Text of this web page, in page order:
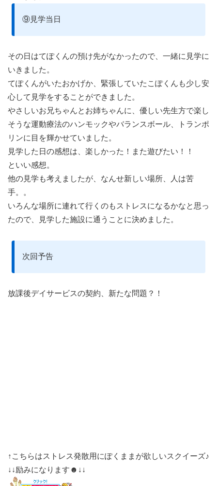
⑨見学当日
その日はてぽくんの預け先がなかったので、一緒に見学に
いきました。
てぽくんがいたおかげか、緊張していたこぽくんも少し安
心して見学をすることができました。
やさしいお兄ちゃんとお姉ちゃんに、優しい先生方で楽し
そうな運動療法のハンモックやバランスボール、トランポ
リンに目を輝かせていました。
見学した日の感想は、楽しかった！また遊びたい！！
といい感想。
他の見学も考えましたが、なんせ新しい場所、人は苦
手。。
いろんな場所に連れて行くのもストレスになるかなと思っ
たので、見学した施設に通うことに決めました。
次回予告
放課後デイサービスの契約、新たな問題？！
↑こちらはストレス発散用にぽくままが欲しいスクイーズ♪
↓↓励みになります☻↓↓